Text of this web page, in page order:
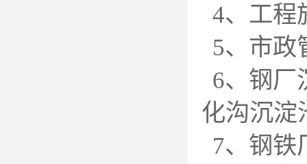
4、工程
5、市政
6、钢厂
化沟沉淀
7、钢铁